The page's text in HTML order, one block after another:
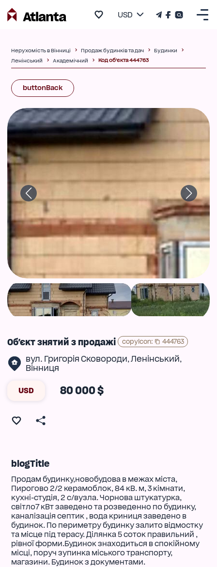
USD
Нерухомість в Вінниці Продаж будинків та дач
Будинки
Ленінський
Академічний Код об'єкта 444763
buttonBack
Об'єкт знятий з продажі copyIcon: 444763
вул. Григорія Сковороди,Ленінський,
Вінниця
USD 80 000 $
blogTitle
Продам будинку,новобудова в межах міста,
Пирогово 2/2 керамоблок, 84 кВ. м, 3 кімнати,
кухні-студія, 2 с/вузла. Чорнова штукатурка,
світло7 кВт заведено та розведенно по будинку,
каналізація септик , вода криниця заведено в
будинок. По периметру будинку залито відмостку
та місце під терасу. Ділянка 5 соток правильний ,
рівної форми.Будинок знаходиться в спокійному
місці, поруч зупинка міського транспорту,
магазини. Будинок з документами.